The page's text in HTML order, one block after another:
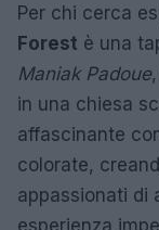
Per chi cerca
Forest è una
Maniak Padoue
in una chiesa
affascinante
colorate,
appassionati di
esperienza